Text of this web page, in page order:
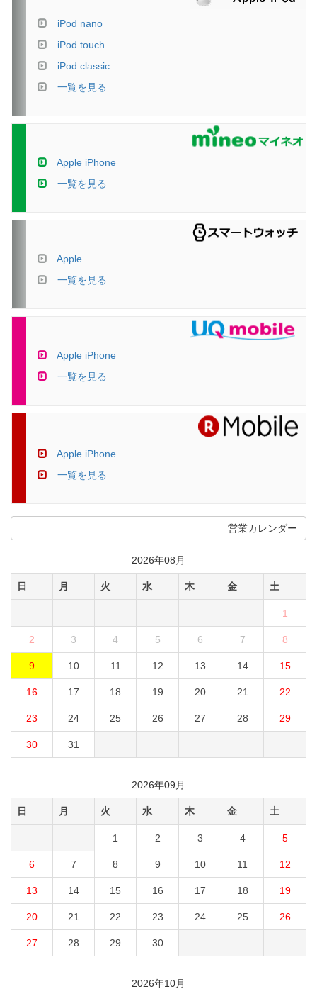
iPod nano
iPod touch
iPod classic
一覧を見る
Apple iPhone
一覧を見る
Apple
一覧を見る
Apple iPhone
一覧を見る
Apple iPhone
一覧を見る
営業カレンダー
2026年08月
日 月 火 水 木 金 土
1
2 3 4 5 6 7 8
9 10 11 12 13 14 15
16 17 18 19 20 21 22
23 24 25 26 27 28 29
30 31
2026年09月
日 月 火 水 木 金 土
1 2 3 4 5
6 7 8 9 10 11 12
13 14 15 16 17 18 19
20 21 22 23 24 25 26
27 28 29 30
2026年10月